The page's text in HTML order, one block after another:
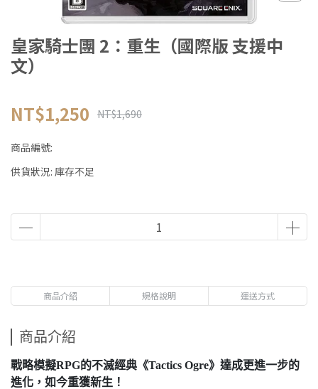
皇家騎士團 2：重生（國際版 支援中
文）
NT$1,250 NT$1,690
商品編號:
供貨狀況: 庫存不足
商品介紹 規格說明 運送方式
商品介紹
戰略模擬RPG的不滅經典《Tactics Ogre》達成更進一步的
進化，如今重獲新生！